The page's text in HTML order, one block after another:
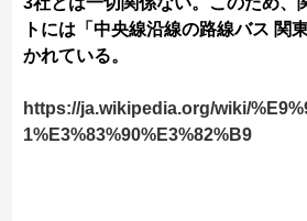
トには「中央線沿線の路線バス 関
かれている。
https://ja.wikipedia.org/wiki/
1%E3%83%90%E3%82%B9